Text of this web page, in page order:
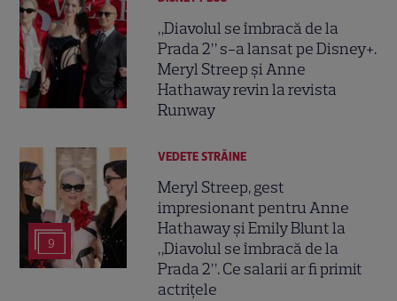
„Diavolul se îmbracă de la
Prada 2” s-a lansat pe Disney+.
Meryl Streep și Anne
Hathaway revin la revista
Runway
9
VEDETE STRĂINE
Meryl Streep, gest
impresionant pentru Anne
Hathaway și Emily Blunt la
„Diavolul se îmbracă de la
Prada 2”. Ce salarii ar fi primit
actrițele